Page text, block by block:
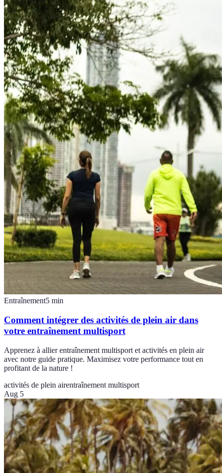
Entraînement5 min
Comment intégrer des activités de plein air dans
votre entraînement multisport
Apprenez à allier entraînement multisport et activités en plein air
avec notre guide pratique. Maximisez votre performance tout en
profitant de la nature !
activités de plein airentraînement multisport
Aug 5